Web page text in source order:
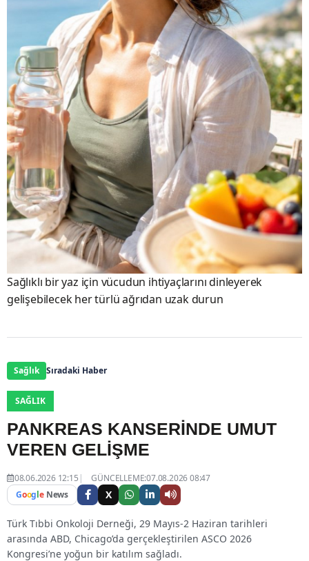
Sağlıklı bir yaz için vücudun ihtiyaçlarını dinleyerek
gelişebilecek her türlü ağrıdan uzak durun
Sağlık Sıradaki Haber
SAĞLIK
PANKREAS KANSERİNDE UMUT
VEREN GELİŞME
08.06.2026 12:15
GÜNCELLEME:07.08.2026 08:47
Google News X
Türk Tıbbi Onkoloji Derneği, 29 Mayıs-2 Haziran tarihleri
arasında ABD, Chicago’da gerçekleştirilen ASCO 2026
Kongresi’ne yoğun bir katılım sağladı.